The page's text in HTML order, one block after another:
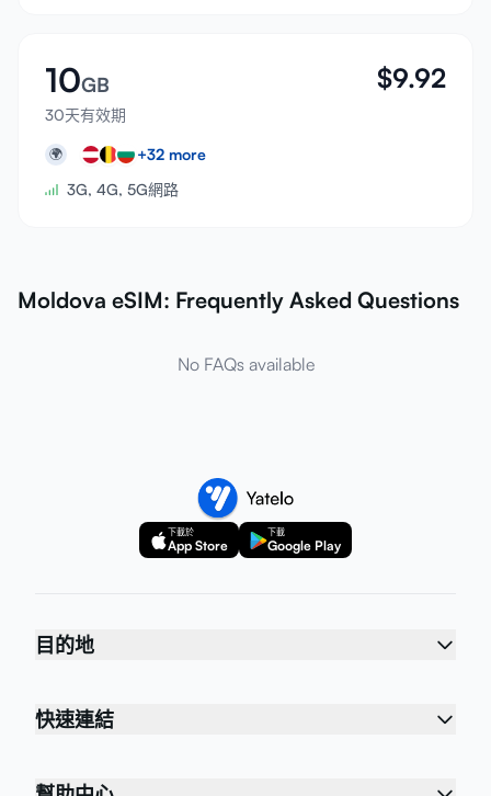
10GB
30天有效期
$9.92
🌍 +32 more
3G, 4G, 5G網路
Moldova eSIM: Frequently Asked Questions
No FAQs available
下載於
App Store
下載
Google Play
目的地
快速連結